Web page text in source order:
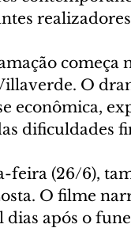
começa
O
econômica,
dificuldades
feira (26/6),
O filme
dias após o